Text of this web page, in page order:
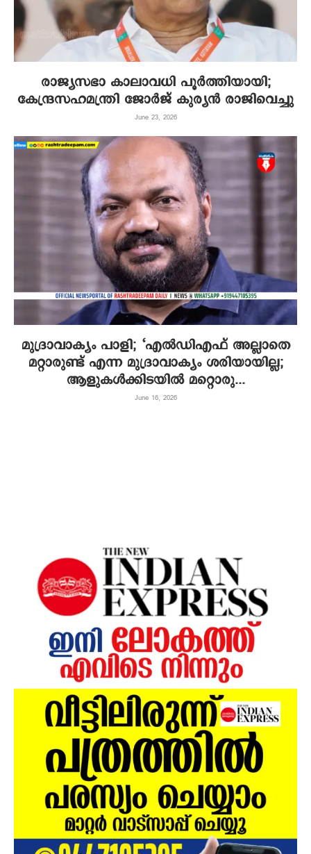
രാജ്യസഭാ കാലാവധി പൂർത്തിയായി;
കേന്ദ്രസഹമന്ത്രി ജോർജ് കുര്യൻ രാജിവെച്ചു
June 23, 2026
മുദ്രാവാക്യം പാളി; ‘എല്‍ഡിഎഫ് അല്ലാതെ
മറ്റാരുണ്ട് എന്ന മുദ്രാവാക്യം ശരിയായില്ല;
ആളുകള്‍ക്കിടയില്‍ മറ്റൊരു...
June 16, 2026